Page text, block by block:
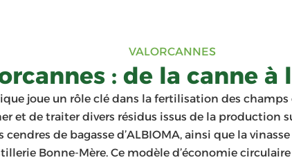
VALORCANNES
: de la canne à
joue un rôle clé dans la fertilisation des
et de traiter divers résidus issus de la production
de bagasse d’ALBIOMA, ainsi que la
Bonne-Mère. Ce modèle d’économie